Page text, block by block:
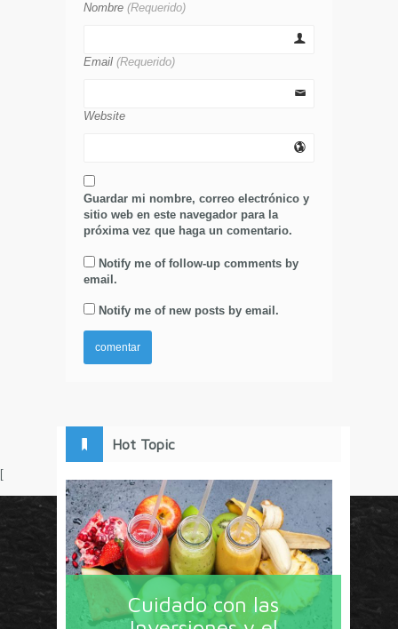
Nombre (Requerido)
Email (Requerido)
Website
Guardar mi nombre, correo electrónico y
sitio web en este navegador para la
próxima vez que haga un comentario.
Notify me of follow-up comments by
email.
Notify me of new posts by email.
Hot Topic
Cuidado con las
[
Circulo Marketing concentra lo último en estrategias,
herramientas y tendencias con un enfoque en México
y América Latina. La revista contiene lo imprescindible